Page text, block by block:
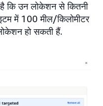
कि उन लोकेशन से कितनी
में 100 मील/किलोमीटर
हो सकती हैं.